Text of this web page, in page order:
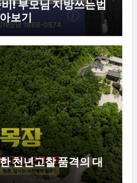
! 부모님 지방쓰는법
보기
천년고찰 품격의 대